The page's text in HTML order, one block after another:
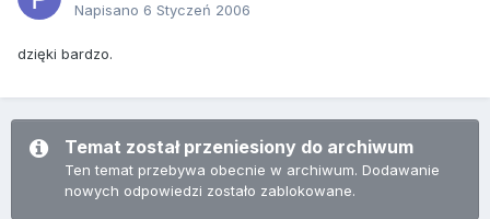
Napisano 6 Styczeń 2006
dzięki bardzo.
Temat został przeniesiony do archiwum
Ten temat przebywa obecnie w archiwum. Dodawanie
nowych odpowiedzi zostało zablokowane.